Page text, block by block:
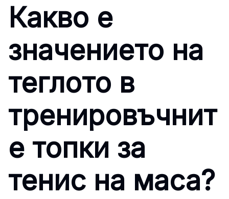
Какво е
значението на
теглото в
тренировъчнит
е топки за
тенис на маса?